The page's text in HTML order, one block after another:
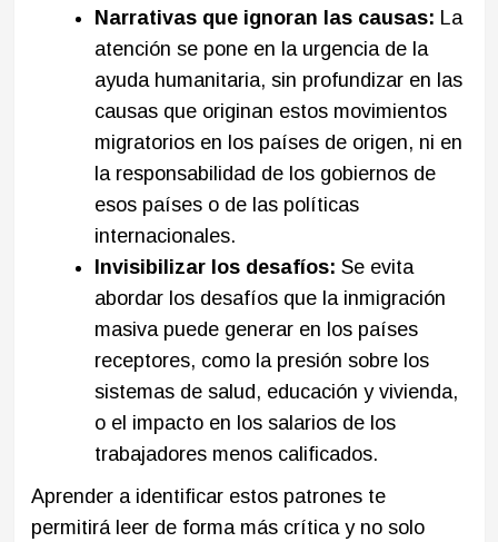
Narrativas que ignoran las causas: La
atención se pone en la urgencia de la
ayuda humanitaria, sin profundizar en las
causas que originan estos movimientos
migratorios en los países de origen, ni en
la responsabilidad de los gobiernos de
esos países o de las políticas
internacionales.
Invisibilizar los desafíos: Se evita
abordar los desafíos que la inmigración
masiva puede generar en los países
receptores, como la presión sobre los
sistemas de salud, educación y vivienda,
o el impacto en los salarios de los
trabajadores menos calificados.
Aprender a identificar estos patrones te
permitirá leer de forma más crítica y no solo